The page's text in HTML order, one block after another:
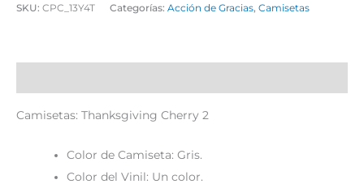
SKU: CPC_13Y4T Categorías: Acción de Gracias, Camisetas
Camisetas: Thanksgiving Cherry 2
Color de Camiseta: Gris.
Color del Vinil: Un color.